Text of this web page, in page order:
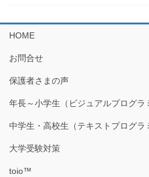
HOME
お問合せ
保護者さまの声
年長～小学生（ビジュアルプログラ
中学生・高校生（テキストプログラ
大学受験対策
toio™